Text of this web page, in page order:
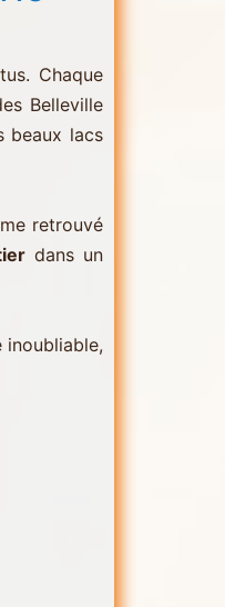
Chaque
Belleville
beaux lacs
retrouvé
dans un